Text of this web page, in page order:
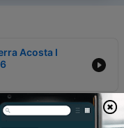
Acosta I
Acosta I